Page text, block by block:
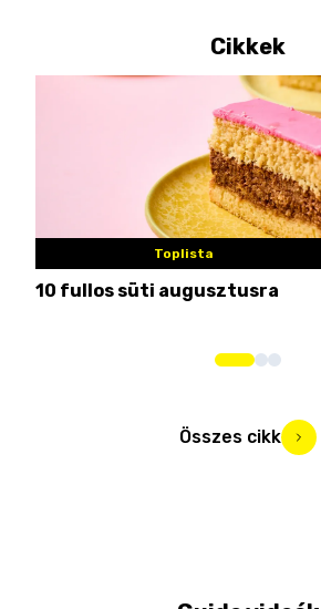
Cikkek
Toplista
10 fullos süti augusztusra
Összes cikk